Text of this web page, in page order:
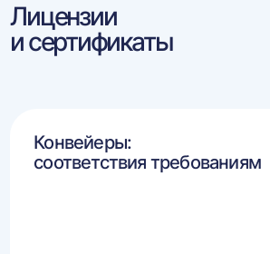
Лицензии
и сертификаты
Конвейеры:
соответствия требованиям